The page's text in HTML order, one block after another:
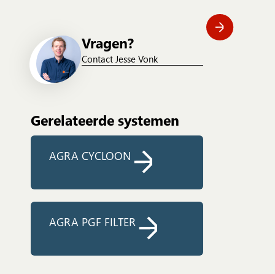
Vragen?
Contact Jesse Vonk
Gerelateerde systemen
AGRA CYCLOON
AGRA PGF FILTER